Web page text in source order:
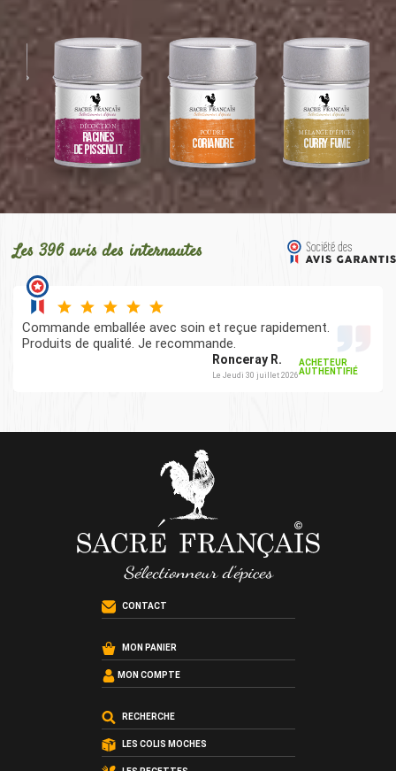
DÉCOCTION
Racines
de Pissenlit
POUDRE
Coriandre
MÉLANGE D’ÉPICES
Curry Fumé
Les 396 avis des internautes
Commande emballée avec soin et reçue rapidement.
Produits de qualité. Je recommande.
Ronceray R.
Le Jeudi 30 juillet 2026
ACHETEUR
AUTHENTIFIÉ
CONTACT
MON PANIER
MON COMPTE
RECHERCHE
LES COLIS MOCHES